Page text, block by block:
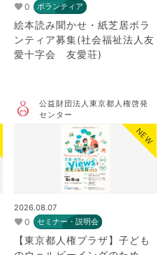
0 ボランティア
絵本読み聞かせ・紙芝居ボラ
ンティア募集(社会福祉法人友
愛十字会 友愛荘)
公益財団法人東京都人権啓発
センター
NEW
2026.08.07
0 セミナー・説明会
【東京都人権プラザ】子ども